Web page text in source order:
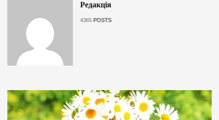
Редакція
4365 POSTS